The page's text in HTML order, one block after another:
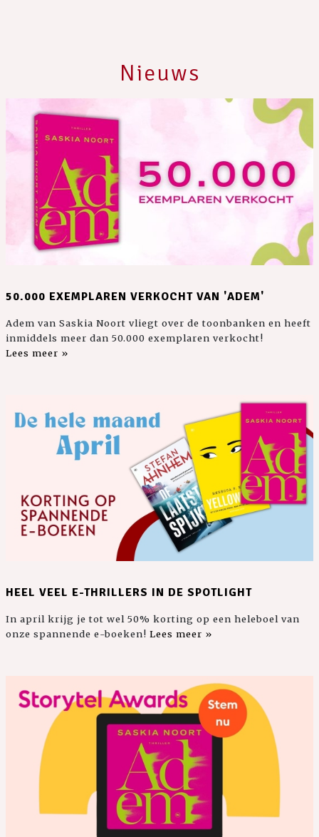
Nieuws
50.000 EXEMPLAREN VERKOCHT VAN 'ADEM'
Adem van Saskia Noort vliegt over de toonbanken en heeft
inmiddels meer dan 50.000 exemplaren verkocht!
Lees meer »
HEEL VEEL E-THRILLERS IN DE SPOTLIGHT
In april krijg je tot wel 50% korting op een heleboel van
onze spannende e-boeken! Lees meer »